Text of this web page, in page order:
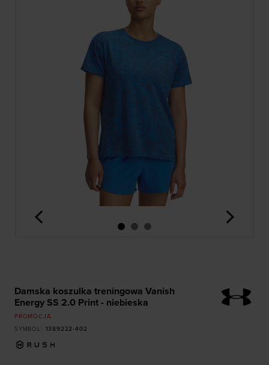
<
Damska koszulka treningowa Vanish
Energy SS 2.0 Print - niebieska
PROMOCJA
SYMBOL
1389222-402